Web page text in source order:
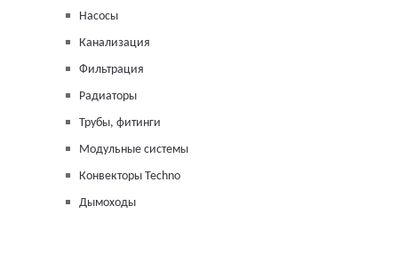
Насосы
Канализация
Фильтрация
Радиаторы
Трубы, фитинги
Модульные системы
Конвекторы Techno
Дымоходы